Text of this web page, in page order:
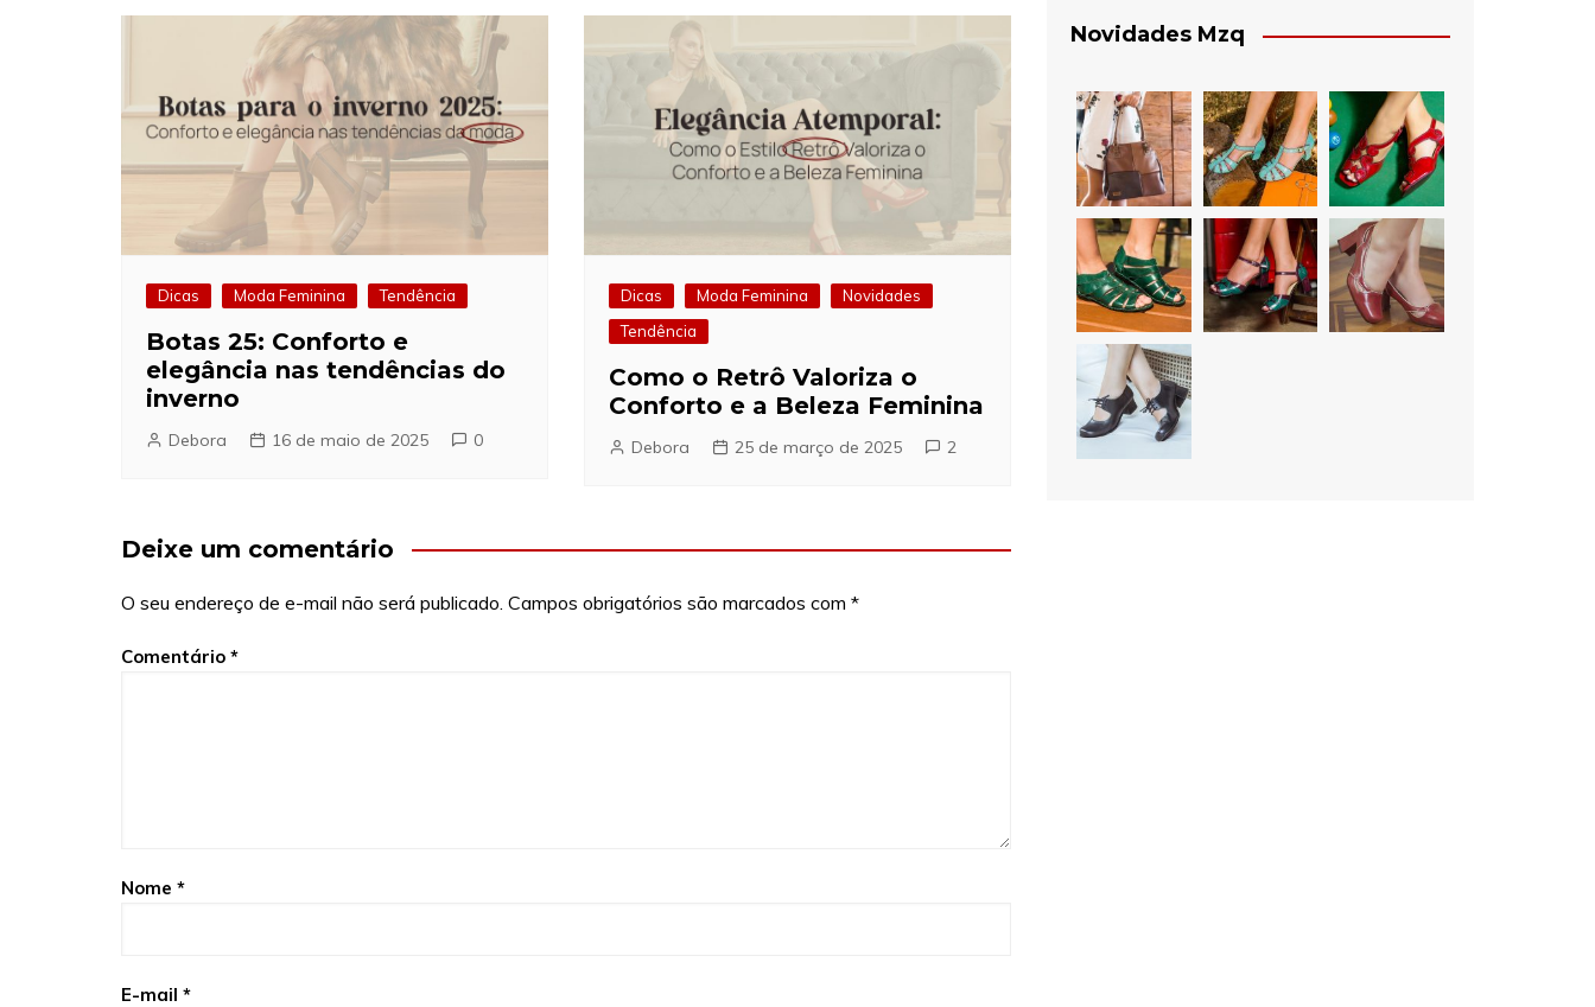
Dicas Moda Feminina Tendência
Botas 25: Conforto e
elegância nas tendências do
inverno
Debora 16 de maio de 2025 0
Dicas Moda Feminina
Novidades
Tendência
Como o Retrô Valoriza o
Conforto e a Beleza Feminina
Debora 25 de março de 2025 2
Deixe um comentário
O seu endereço de e-mail não será publicado. Campos obrigatórios são marcados com *
Comentário *
Nome *
E-mail *
Novidades Mzq